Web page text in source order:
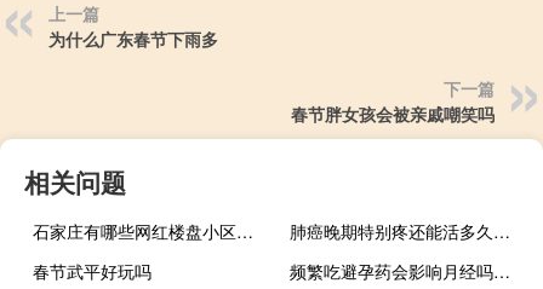
上一篇
为什么广东春节下雨多
下一篇
春节胖女孩会被亲戚嘲笑吗
相关问题
石家庄有哪些网红楼盘小区？介绍5个最知名地产项目
肺癌晚期特别疼还能活多久（肺癌晚期疼痛难忍能活多久）
春节武平好玩吗
频繁吃避孕药会影响月经吗（吃避孕药会影响月经吗）